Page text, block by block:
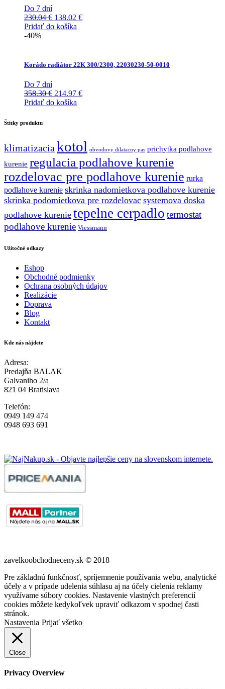
Do 7 dní
230.04€ Pôvodná
cena
138.02 €Aktuálna
Pridať do košíka
-40%
Korádo radiátor 22K 300/2300, 22030230-50-0010
Do 7 dní
358.30€ Pôvodná
cena
214.97 €Aktuálna
Pridať do košíka
Štítky produktu
klimatizacia kotol obvodovy dilatacny pas prichytka podlahove
kurenie regulacia podlahove kurenie
rozdelovac pre podlahove kurenie rurka
podlahove kurenie skrinka nadomietkova podlahove kurenie
skrinka podomietkova pre rozdelovac systemova doska
podlahove kurenie tepelne cerpadlo termostat
podlahove kurenie Viessmann
Užitočné odkazy
Eshop
Obchodné podmienky
Ochrana osobných údajov
Realizácie
Doprava
Blog
Kontakt
Kde nás nájdete
Adresa:
Predajňa BALAK
Galvaniho 2/a
821 04 Bratislava
Telefón:
0949 149 474
0948 693 691
zavelkoobchodneceny.sk © 2018
Pre základnú funkčnosť, spríjemnenie používania webu, analytické
účely a v prípade udelenia súhlasu aj na účely cielenia reklamy
využívame súbory cookies. Nastavenie vlastných preferencií
cookies môžete kedykoľvek upraviť odkazom v spodnej časti
stránok.
Nastavenia Prijať všetko
Close
Privacy Overview